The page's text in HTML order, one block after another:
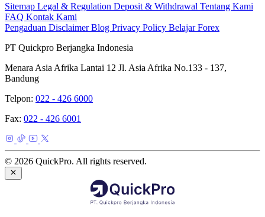
Sitemap Legal & Regulation Deposit & Withdrawal Tentang Kami
FAQ Kontak Kami
Pengaduan DisclaimerBlog Privacy Policy Belajar Forex
PT Quickpro Berjangka Indonesia
Menara Asia Afrika Lantai 12 Jl. Asia Afrika No.133 - 137,
Bandung
Telpon: 022 - 426 6000
Fax: 022 - 426 6001
© 2026 QuickPro. All rights reserved.